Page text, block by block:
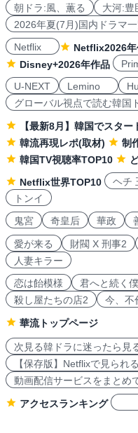
朝ドラ:風、薫る 大河:豊
2026年夏(7月)国内ドラマ
Netflix
Netflix2026年
Disney+2026年作品
U-NEXT
Lemino
グローバル視点で読む韓国
【最新8月】韓国でスタ
韓流再現レポ(取材)
制
韓国TV視聴率TOP10
Netflix世界TOP10
ヘチ
トンイ
鬼宮
奇皇后 華政
愛が来る 財閥 X 刑事2
人妻キラー
恋は飴模様
君へと続く
殺し屋たちの店2
今、不
華流トップページ
次見る韓ドラに迷ったら見
【保存版】Netflixで見られ
動画配信サービスをまとめ
アクセスランキング